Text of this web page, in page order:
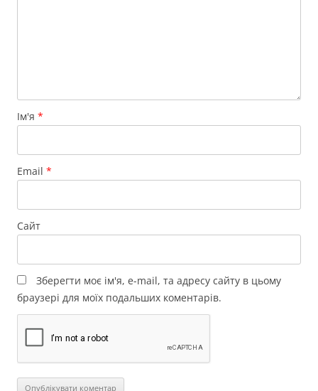
Ім'я *
Email *
Сайт
Зберегти моє ім'я, e-mail, та адресу сайту в цьому
браузері для моїх подальших коментарів.